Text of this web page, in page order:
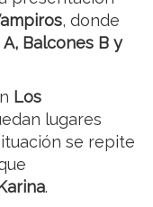
, donde
Balcones B y
Los
lugares
se repite
.